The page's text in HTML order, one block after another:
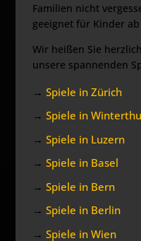
Familien nicht
geeignet für Kinder ab
Wir heißen Sie
unsere spannenden
→Spiele in Zürich
→Spiele in
→Spiele in Luzern
→Spiele in Basel
→Spiele in Bern
→Spiele in Berlin
→Spiele in Wien